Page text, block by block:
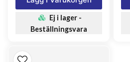
Ej i lager -
Beställningsvara